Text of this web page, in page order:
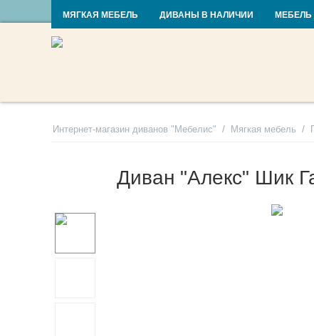
RU UA
МЯГКАЯ МЕБЕЛЬ ДИВАНЫ В НАЛИЧИИ
Интернет-магазин диванов "Мебелис" / Мягкая мебель /
Диван "Алекс" Шик